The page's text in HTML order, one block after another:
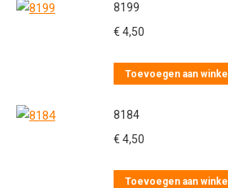
8199
€ 4,50
Toevoegen aan
8184
€ 4,50
Toevoegen aan